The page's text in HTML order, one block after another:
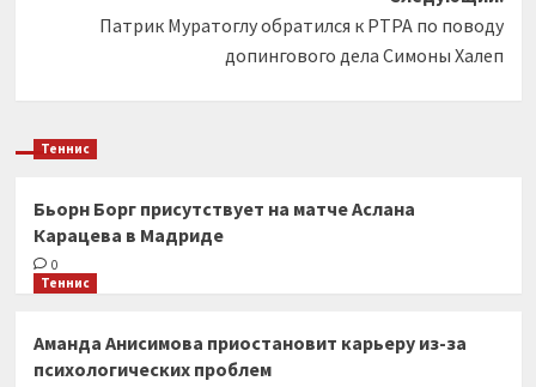
Патрик Муратоглу обратился к PTPA по поводу
допингового дела Симоны Халеп
Теннис
Бьорн Борг присутствует на матче Аслана
Карацева в Мадриде
0
Теннис
Аманда Анисимова приостановит карьеру из-за
психологических проблем